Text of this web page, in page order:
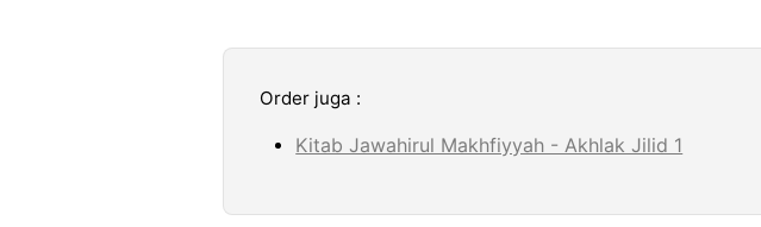
Order juga :
Kitab Jawahirul Makhfiyyah - Akhlak Jilid 1